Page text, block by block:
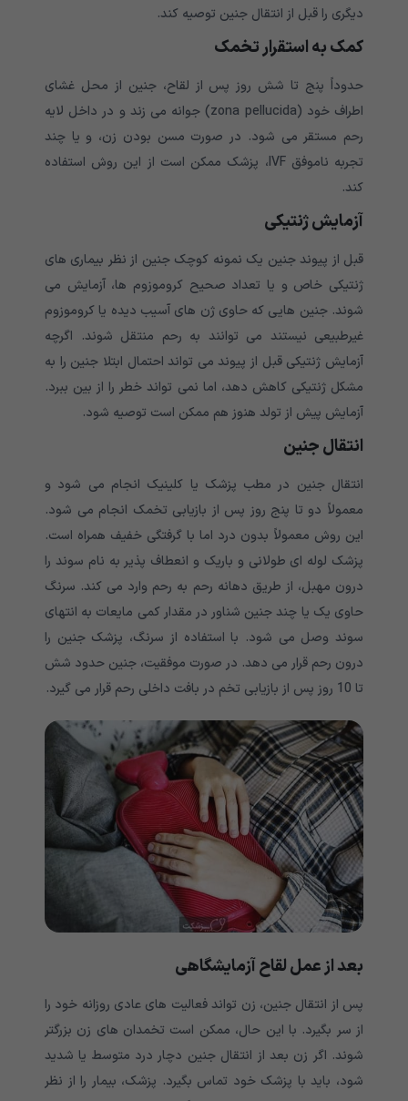
دیگری را قبل از انتقال جنین توصیه کند.
کمک به استقرار تخمک
حدوداً پنج تا شش روز پس از لقاح، جنین از محل غشای
اطراف خود (zona pellucida) جوانه می زند و در داخل لایه
رحم مستقر می شود. در صورت مسن بودن زن، و یا چند
تجربه ناموفق IVF، پزشک ممکن است از این روش استفاده
کند.
آزمایش ژنتیکی
قبل از پیوند جنین یک نمونه کوچک جنین از نظر بیماری های
ژنتیکی خاص و یا تعداد صحیح کروموزوم ها، آزمایش می
شوند. جنین هایی که حاوی ژن های آسیب دیده یا کروموزوم
غیرطبیعی نیستند می توانند به رحم منتقل شوند. اگرچه
آزمایش ژنتیکی قبل از پیوند می تواند احتمال ابتلا جنین را به
مشکل ژنتیکی کاهش دهد، اما نمی تواند خطر را از بین ببرد.
آزمایش پیش از تولد هنوز هم ممکن است توصیه شود.
انتقال جنین
انتقال جنین در مطب پزشک یا کلینیک انجام می شود و
معمولاً دو تا پنج روز پس از بازیابی تخمک انجام می شود.
این روش معمولاً بدون درد اما با گرفتگی خفیف همراه است.
پزشک لوله ای طولانی و باریک و انعطاف پذیر به نام سوند را
درون مهبل، از طریق دهانه رحم به رحم وارد می کند. سرنگ
حاوی یک یا چند جنین شناور در مقدار کمی مایعات به انتهای
سوند وصل می شود. با استفاده از سرنگ، پزشک جنین را
درون رحم قرار می دهد. در صورت موفقیت، جنین حدود شش
تا 10 روز پس از بازیابی تخم در بافت داخلی رحم قرار می گیرد.
بعد از عمل لقاح آزمایشگاهی
پس از انتقال جنین، زن تواند فعالیت های عادی روزانه خود را
از سر بگیرد. با این حال، ممکن است تخمدان های زن بزرگتر
شوند. اگر زن بعد از انتقال جنین دچار درد متوسط یا شدید
شود، باید با پزشک خود تماس بگیرد. پزشک، بیمار را از نظر